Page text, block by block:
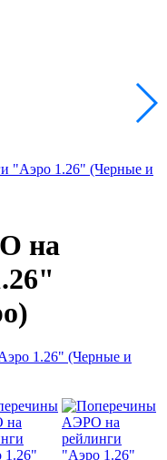
"Аэро 1.26" (Черные и
на